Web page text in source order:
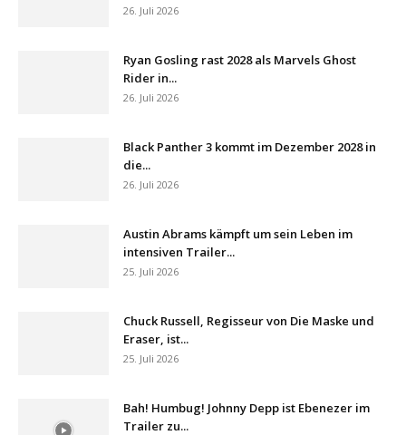
26. Juli 2026
Ryan Gosling rast 2028 als Marvels Ghost
Rider in...
26. Juli 2026
Black Panther 3 kommt im Dezember 2028 in
die...
26. Juli 2026
Austin Abrams kämpft um sein Leben im
intensiven Trailer...
25. Juli 2026
Chuck Russell, Regisseur von Die Maske und
Eraser, ist...
25. Juli 2026
Bah! Humbug! Johnny Depp ist Ebenezer im
Trailer zu...